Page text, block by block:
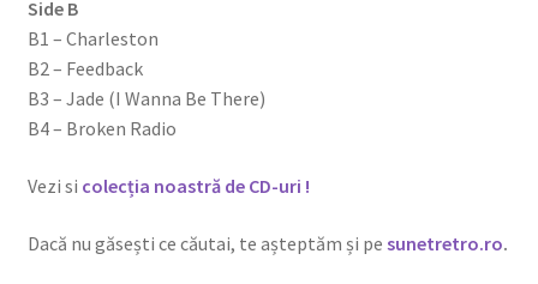
Side B
B1 – Charleston
B2 – Feedback
B3 – Jade (I Wanna Be There)
B4 – Broken Radio
Vezi si colecția noastră de CD-uri !
Dacă nu găsești ce căutai, te așteptăm și pe sunetretro.ro.